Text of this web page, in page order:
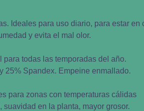
Ideales para uso diario, para estar en
y evita el mal olor.
para todas las temporadas del año.
25% Spandex. Empeine enmallado.
para zonas con temperaturas cálidas
suavidad en la planta, mayor grosor.